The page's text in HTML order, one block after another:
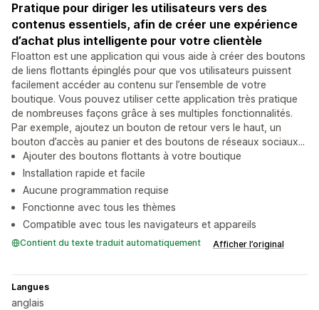
Pratique pour diriger les utilisateurs vers des
contenus essentiels, afin de créer une expérience
d’achat plus intelligente pour votre clientèle
Floatton est une application qui vous aide à créer des boutons
de liens flottants épinglés pour que vos utilisateurs puissent
facilement accéder au contenu sur l’ensemble de votre
boutique. Vous pouvez utiliser cette application très pratique
de nombreuses façons grâce à ses multiples fonctionnalités.
Par exemple, ajoutez un bouton de retour vers le haut, un
bouton d’accès au panier et des boutons de réseaux sociaux...
Ajouter des boutons flottants à votre boutique
Installation rapide et facile
Aucune programmation requise
Fonctionne avec tous les thèmes
Compatible avec tous les navigateurs et appareils
Contient du texte traduit automatiquement Afficher l’original
Langues
anglais